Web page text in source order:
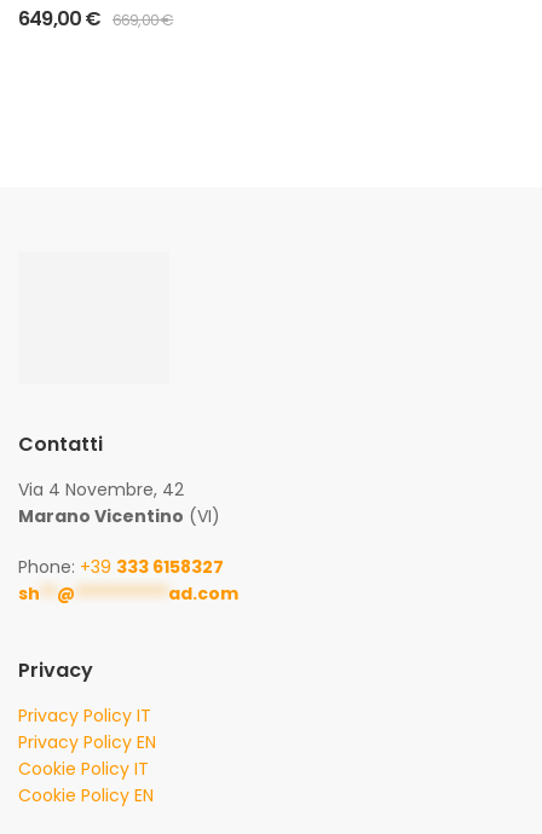
649,00€ 669,00€
Contatti
Via 4 Novembre, 42
Marano Vicentino (VI)
Phone: +39 333 6158327
sh ** @ *********** ad.com
Privacy
Privacy Policy IT
Privacy Policy EN
Cookie Policy IT
Cookie Policy EN